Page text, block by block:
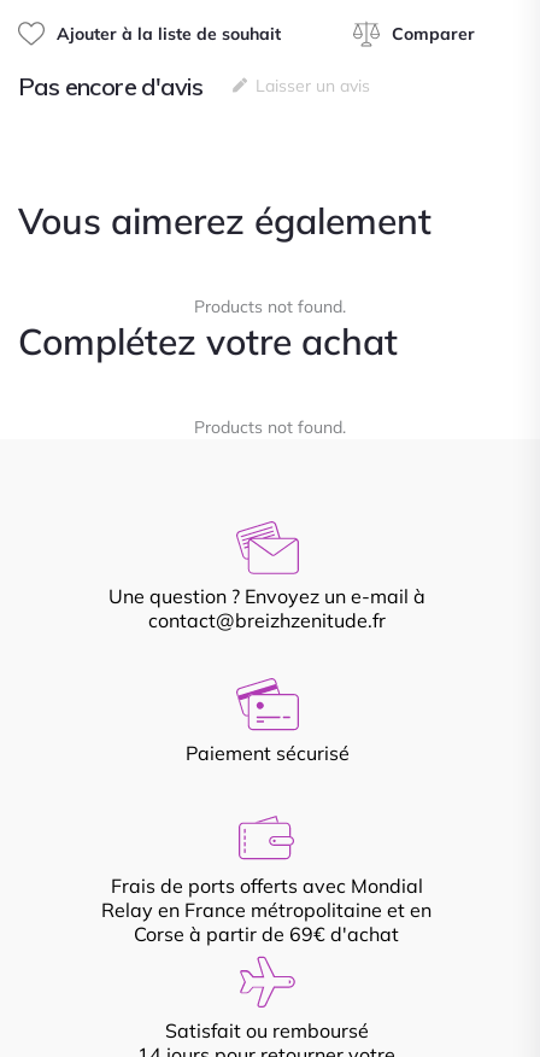
Ajouter à la liste de souhait Comparer
Pas encore d'avis Laisser un avis
Vous aimerez également
Products not found.
Complétez votre achat
Products not found.
Une question ? Envoyez un e-mail à
contact@breizhzenitude.fr
Paiement sécurisé
Frais de ports offerts avec Mondial
Relay en France métropolitaine et en
Corse à partir de 69€ d'achat
Satisfait ou remboursé